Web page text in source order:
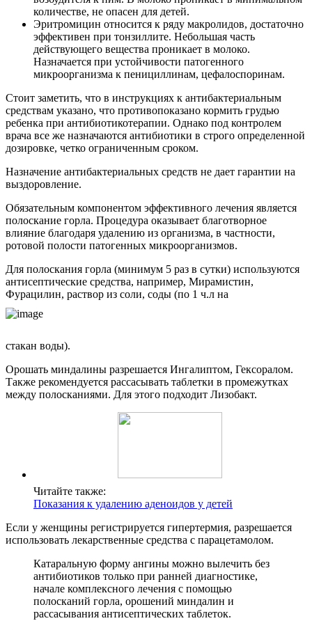
количестве, не опасен для детей.
Эритромицин относится к ряду макролидов, достаточно
эффективен при тонзиллите. Небольшая часть
действующего вещества проникает в молоко.
Назначается при устойчивости патогенного
микроорганизма к пенициллинам, цефалоспоринам.
Стоит заметить, что в инструкциях к антибактериальным
средствам указано, что противопоказано кормить грудью
ребенка при антибиотикотерапии. Однако под контролем
врача все же назначаются антибиотики в строго определенной
дозировке, четко ограниченным сроком.
Назначение антибактериальных средств не дает гарантии на
выздоровление.
Обязательным компонентом эффективного лечения является
полоскание горла. Процедура оказывает благотворное
влияние благодаря удалению из организма, в частности,
ротовой полости патогенных микроорганизмов.
Для полоскания горла (минимум 5 раз в сутки) используются
антисептические средства, например, Мирамистин,
Фурацилин, раствор из соли, соды (по 1 ч.л на
стакан воды).
Орошать миндалины разрешается Ингалиптом, Гексоралом.
Также рекомендуется рассасывать таблетки в промежутках
между полосканиями. Для этого подходит Лизобакт.
Читайте также:
Показания к удалению аденоидов у детей
Если у женщины регистрируется гипертермия, разрешается
использовать лекарственные средства с парацетамолом.
Катаральную форму ангины можно вылечить без
антибиотиков только при ранней диагностике,
начале комплексного лечения с помощью
полосканий горла, орошений миндалин и
рассасывания антисептических таблеток.